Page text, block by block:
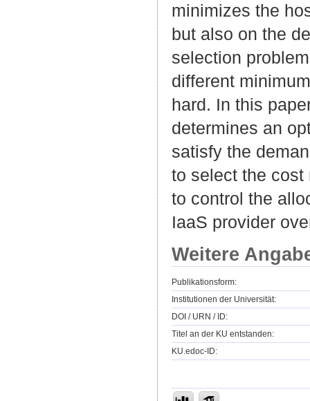
minimizes the
but also on the
selection
different
hard. In this
determines an
satisfy the
to select the cost
to control the
IaaS provider
Weitere
Publikationsform:
Institutionen der Universität:
DOI / URN / ID:
Titel an der KU entstanden:
KU.edoc-ID: